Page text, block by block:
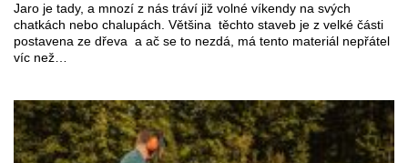
Jaro je tady, a mnozí z nás tráví již volné víkendy na svých
chatkách nebo chalupách. Většina těchto staveb je z velké části
postavena ze dřeva a ač se to nezdá, má tento materiál nepřátel
víc než…